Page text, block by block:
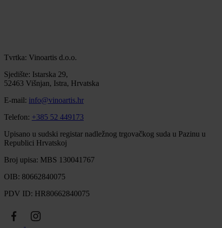
Tvrtka: Vinoartis d.o.o.
Sjedište: Istarska 29,
52463 Višnjan, Istra, Hrvatska
E-mail: info@vinoartis.hr
Telefon: +385 52 449173
Upisano u sudski registar nadležnog trgovačkog suda u Pazinu u
Republici Hrvatskoj
Broj upisa: MBS 130041767
OIB: 80662840075
PDV ID: HR80662840075